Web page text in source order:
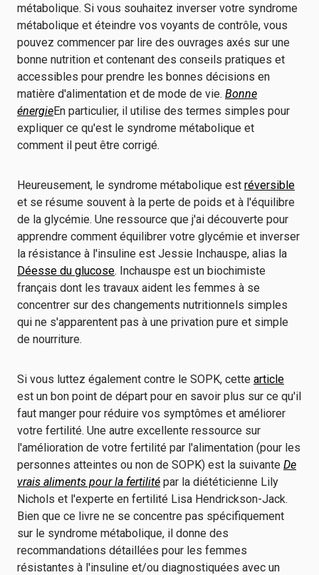
métabolique. Si vous souhaitez inverser votre syndrome
métabolique et éteindre vos voyants de contrôle, vous
pouvez commencer par lire des ouvrages axés sur une
bonne nutrition et contenant des conseils pratiques et
accessibles pour prendre les bonnes décisions en
matière d'alimentation et de mode de vie. Bonne
énergieEn particulier, il utilise des termes simples pour
expliquer ce qu'est le syndrome métabolique et
comment il peut être corrigé.
Heureusement, le syndrome métabolique est réversible
et se résume souvent à la perte de poids et à l'équilibre
de la glycémie. Une ressource que j'ai découverte pour
apprendre comment équilibrer votre glycémie et inverser
la résistance à l'insuline est Jessie Inchauspe, alias la
Déesse du glucose. Inchauspe est un biochimiste
français dont les travaux aident les femmes à se
concentrer sur des changements nutritionnels simples
qui ne s'apparentent pas à une privation pure et simple
de nourriture.
Si vous luttez également contre le SOPK, cette article
est un bon point de départ pour en savoir plus sur ce qu'il
faut manger pour réduire vos symptômes et améliorer
votre fertilité. Une autre excellente ressource sur
l'amélioration de votre fertilité par l'alimentation (pour les
personnes atteintes ou non de SOPK) est la suivante De
vrais aliments pour la fertilité par la diététicienne Lily
Nichols et l'experte en fertilité Lisa Hendrickson-Jack.
Bien que ce livre ne se concentre pas spécifiquement
sur le syndrome métabolique, il donne des
recommandations détaillées pour les femmes
résistantes à l'insuline et/ou diagnostiquées avec un